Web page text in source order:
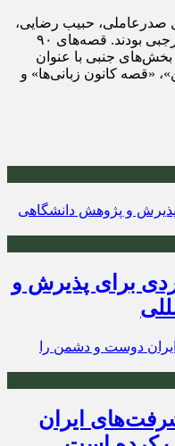
90 ثانیه رسول صدرعاملی، حبیب رضایی،
مسعود فروتن، گلاره عباسی و مهدی رجبی بودند. قصه‌های ۹۰
جنبی با عنوان
«قصه کانون زبانی‌ها» و
برای پذیرش و
ایران